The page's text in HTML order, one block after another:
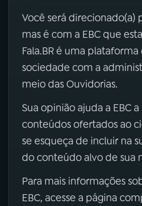
Você será direcionado(a)
mas é com a EBC que
Fala.BR é uma
sociedade com a
meio das Ouvidorias.
Sua opinião ajuda a EBC
conteúdos ofertados ao
se esqueça de incluir na
do conteúdo alvo de sua
Para mais informações
EBC, acesse a página